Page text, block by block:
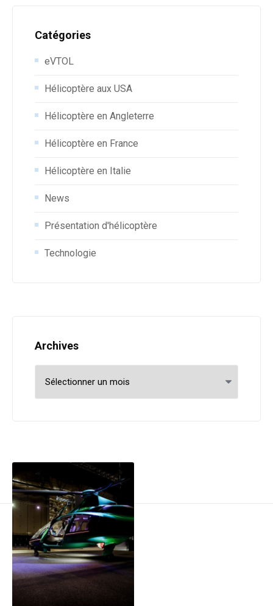
Catégories
eVTOL
Hélicoptère aux USA
Hélicoptère en Angleterre
Hélicoptère en France
Hélicoptère en Italie
News
Présentation d'hélicoptère
Technologie
Archives
Post navigation